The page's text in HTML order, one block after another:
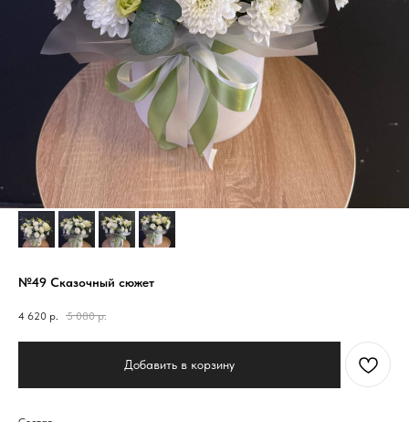
№49 Сказочный сюжет
4 620 р. 5 080 р.
Добавить в корзину